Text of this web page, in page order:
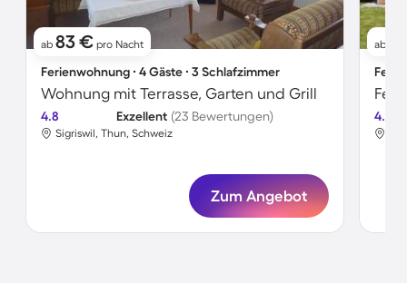
ab 83 € pro Nacht
Ferienwohnung ∙ 4 Gäste ∙ 3 Schlafzimmer
Wohnung mit Terrasse, Garten und Grill
4.8 Exzellent (23 Bewertungen)
Sigriswil, Thun, Schweiz
Zum Angebot
ab
4.7